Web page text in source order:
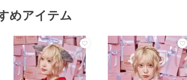
めアイテム